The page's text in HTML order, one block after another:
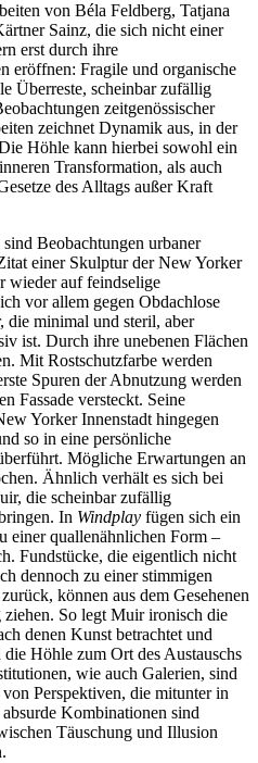
von Béla Feldberg, Tatjana
Sainz, die sich nicht einer
erst durch ihre
eröffnen: Fragile und organische
Überreste, scheinbar zufällig
zeitgenössischer
zeichnet Dynamik aus, in der
Höhle kann hierbei sowohl ein
Transformation, als auch
des Alltags außer Kraft
Beobachtungen urbaner
einer Skulptur der New Yorker
wieder auf feindselige
vor allem gegen Obdachlose
die minimal und steril, aber
ist. Durch ihre unebenen Flächen
Mit Rostschutzfarbe werden
Spuren der Abnutzung werden
Fassade versteckt. Seine
Yorker Innenstadt hingegen
so in eine persönliche
Mögliche Erwartungen an
Ähnlich verhält es sich bei
die scheinbar zufällig
In Windplay fügen sich ein
einer quallenähnlichen Form –
Fundstücke, die eigentlich nicht
dennoch zu einer stimmigen
können aus dem Gesehenen
So legt Muir ironisch die
denen Kunst betrachtet und
Höhle zum Ort des Austauschs
wie auch Galerien, sind
Perspektiven, die mitunter in
Kombinationen sind
Täuschung und Illusion